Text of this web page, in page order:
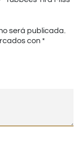
será publicada.
con *